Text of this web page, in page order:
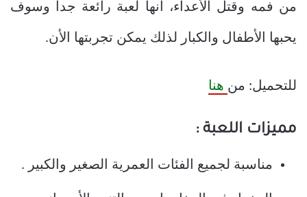
من فمه وقتل الأعداء، أنها لعبة رائعة جدا وسوف
يحبها الأطفال والكبار لذلك يمكن تجربتها الأن.
للتحميل: من هنا
مميزات اللعبة :
مناسبة لجميع الفئات العمرية الصغير والكبير .